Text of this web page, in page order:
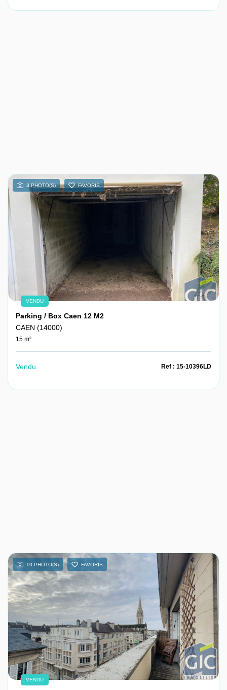
3 PHOTO(S) FAVORIS
VENDU
Parking / Box Caen 12 M2
CAEN (14000)
15 m²
Vendu Ref : 15-10396LD
10 PHOTO(S) FAVORIS
VENDU